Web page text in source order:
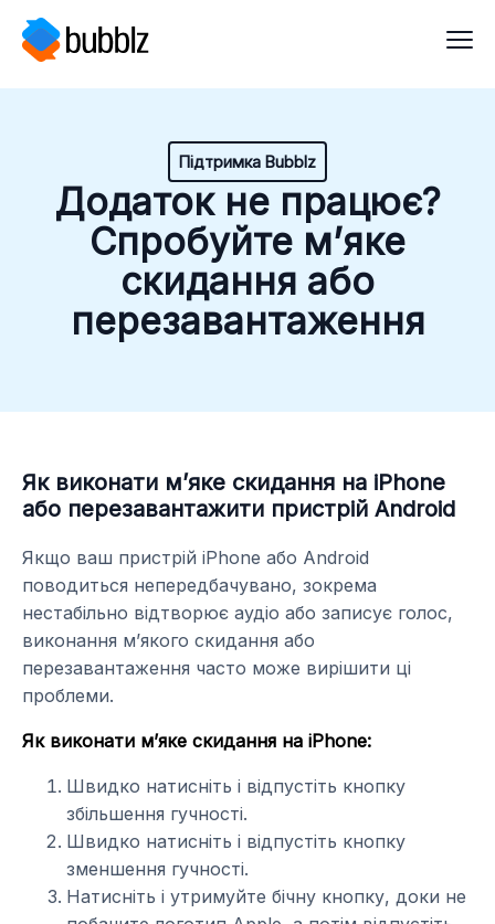
Підтримка Bubblz
Додаток не працює?
Спробуйте м’яке
скидання або
перезавантаження
Як виконати м’яке скидання на iPhone
або перезавантажити пристрій Android
Якщо ваш пристрій iPhone або Android
поводиться непередбачувано, зокрема
нестабільно відтворює аудіо або записує голос,
виконання м’якого скидання або
перезавантаження часто може вирішити ці
проблеми.
Як виконати м’яке скидання на iPhone:
Швидко натисніть і відпустіть кнопку
збільшення гучності.
Швидко натисніть і відпустіть кнопку
зменшення гучності.
Натисніть і утримуйте бічну кнопку, доки не